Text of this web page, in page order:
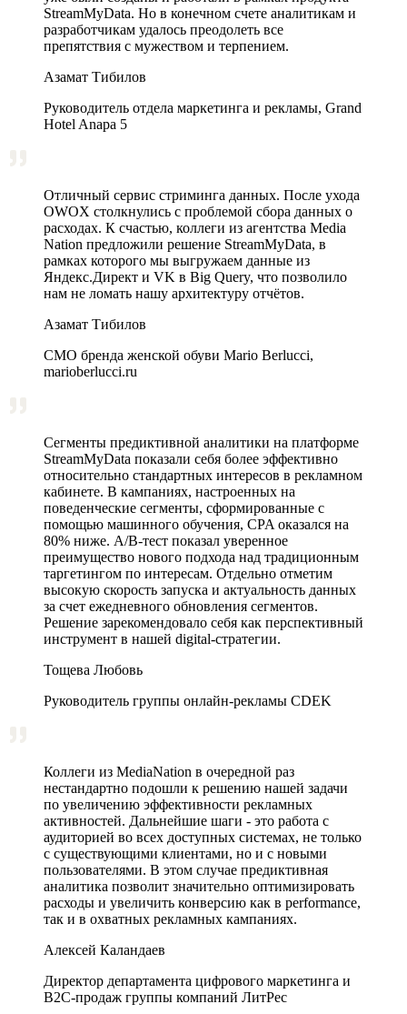
StreamMyData. Но в конечном счете аналитикам и
разработчикам удалось преодолеть все
препятствия с мужеством и терпением.
Азамат Тибилов
Руководитель отдела маркетинга и рекламы, Grand
Hotel Anapa 5
Отличный сервис стриминга данных. После ухода
OWOX столкнулись с проблемой сбора данных о
расходах. К счастью, коллеги из агентства Media
Nation предложили решение StreamMyData, в
рамках которого мы выгружаем данные из
Яндекс.Директ и VK в Big Query, что позволило
нам не ломать нашу архитектуру отчётов.
Азамат Тибилов
CMO бренда женской обуви Mario Berlucci,
marioberlucci.ru
Сегменты предиктивной аналитики на платформе
StreamMyData показали себя более эффективно
относительно стандартных интересов в рекламном
кабинете. В кампаниях, настроенных на
поведенческие сегменты, сформированные с
помощью машинного обучения, CPA оказался на
80% ниже. A/B‑тест показал уверенное
преимущество нового подхода над традиционным
таргетингом по интересам. Отдельно отметим
высокую скорость запуска и актуальность данных
за счет ежедневного обновления сегментов.
Решение зарекомендовало себя как перспективный
инструмент в нашей digital-стратегии.
Тощева Любовь
Руководитель группы онлайн-рекламы CDEK
Коллеги из MediaNation в очередной раз
нестандартно подошли к решению нашей задачи
по увеличению эффективности рекламных
активностей. Дальнейшие шаги - это работа с
аудиторией во всех доступных системах, не только
с существующими клиентами, но и с новыми
пользователями. В этом случае предиктивная
аналитика позволит значительно оптимизировать
расходы и увеличить конверсию как в performance,
так и в охватных рекламных кампаниях.
Алексей Каландаев
Директор департамента цифрового маркетинга и
В2С-продаж группы компаний ЛитРес